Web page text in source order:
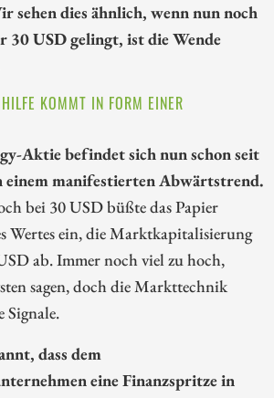
sehen dies ähnlich, wenn nun noch
30 USD gelingt, ist die Wende
KOMMT IN FORM EINER
Aktie befindet sich nun schon seit
einem manifestierten Abwärtstrend.
bei 30 USD büßte das Papier
Wertes ein, die Marktkapitalisierung
ab. Immer noch viel zu hoch,
sagen, doch die Markttechnik
Signale.
dass dem
eine Finanzspritze in